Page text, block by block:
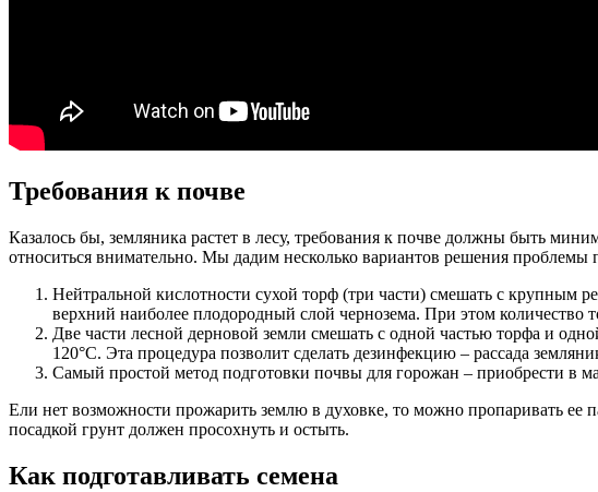
Требования к почве
Казалось бы, земляника растет в лесу, требования к почве должны быть
относиться внимательно. Мы дадим несколько вариантов решения проблемы
Нейтральной кислотности сухой торф (три части) смешать с крупным
верхний наиболее плодородный слой чернозема. При этом количество
Две части лесной дерновой земли смешать с одной частью торфа и
120°С. Эта процедура позволит сделать дезинфекцию – рассада
Самый простой метод подготовки почвы для горожан – приобрести в
Ели нет возможности прожарить землю в духовке, то можно пропаривать ее
посадкой грунт должен просохнуть и остыть.
Как подготавливать семена